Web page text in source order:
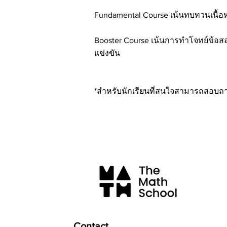
Fundamental Course เน้นทบทวนเ
Booster Course เน้นการทำโจทย์ข้อ
แข่งขัน
*สำหรับนักเรียนที่สนใจสามารถสอบ